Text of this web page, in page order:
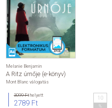
Melanie Benjamin
A Ritz úrnője (e-könyv)
Mont Blanc válogatás
3099 Fthelyett
2789 Ft
10